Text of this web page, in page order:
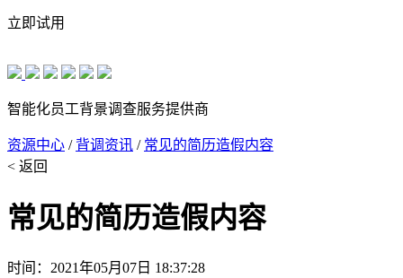
立即试用
智能化员工背景调查服务提供商
资源中心 / 背调资讯 / 常见的简历造假内容
< 返回
常见的简历造假内容
时间：2021年05月07日 18:37:28